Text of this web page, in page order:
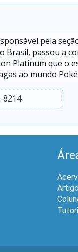
pela
Brasil, passou a
Platinum que o
ao mundo
8214